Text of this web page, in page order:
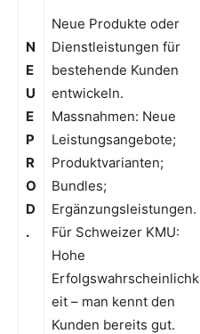
N
E
U
E
P
R
O
D
.
Neue Produkte oder
Dienstleistungen für
bestehende Kunden
entwickeln.
Massnahmen: Neue
Leistungsangebote;
Produktvarianten;
Bundles;
Ergänzungsleistungen.
Für Schweizer KMU:
Hohe
Erfolgswahrscheinlichk
eit – man kennt den
Kunden bereits gut.